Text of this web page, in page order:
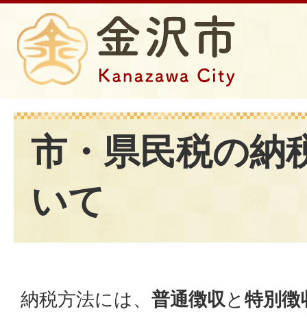
市・県民税の納
いて
納税方法には、 普通徴収と 特別徴